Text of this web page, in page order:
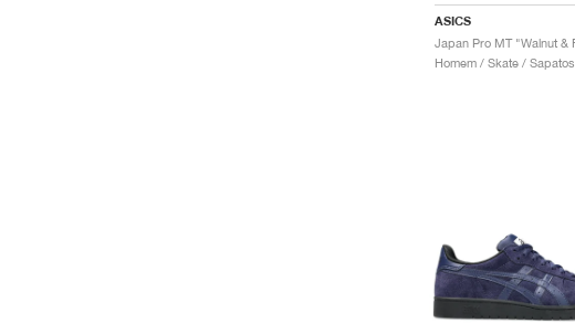
ASICS
Homem / Skate / Sapatos